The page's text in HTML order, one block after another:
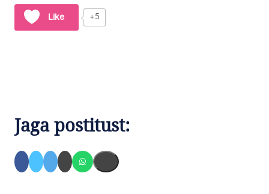
Like +5
Jaga postitust: